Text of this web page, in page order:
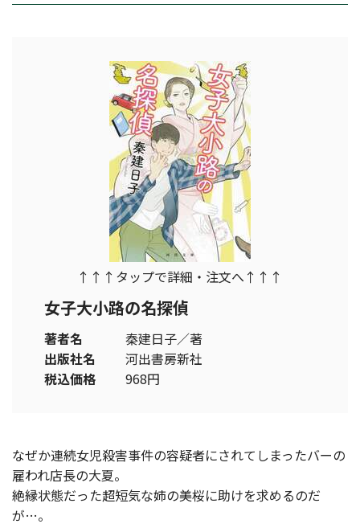
↑↑↑タップで詳細・注文へ↑↑↑
女子大小路の名探偵
著者名
秦建日子／著
出版社名
河出書房新社
税込価格
968円
なぜか連続女児殺害事件の容疑者にされてしまったバーの
雇われ店長の大夏。
絶縁状態だった超短気な姉の美桜に助けを求めるのだ
が…。